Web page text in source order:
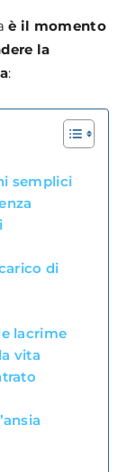
è il momento
la
:
semplici
di
lacrime
vita